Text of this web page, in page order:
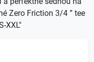
Zero Friction 3/4 ” tee
XXL"